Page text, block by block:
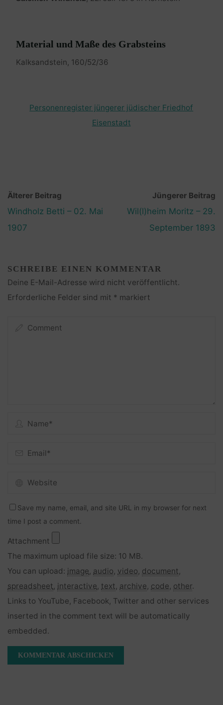
Material und Maße des Grabsteins
Kalksandstein, 160/52/36
Personenregister jüngerer jüdischer Friedhof
Eisenstadt
Älterer Beitrag
Windholz Betti – 02. Mai
1907
Jüngerer Beitrag
Wil(l)heim Moritz – 29.
September 1893
SCHREIBE EINEN KOMMENTAR
Deine E-Mail-Adresse wird nicht veröffentlicht.
Erforderliche Felder sind mit * markiert
Save my name, email, and site URL in my browser for next
time I post a comment.
Attachment
The maximum upload file size: 10 MB.
You can upload: image, audio, video, document,
spreadsheet, interactive, text, archive, code, other.
Links to YouTube, Facebook, Twitter and other services
inserted in the comment text will be automatically
embedded.